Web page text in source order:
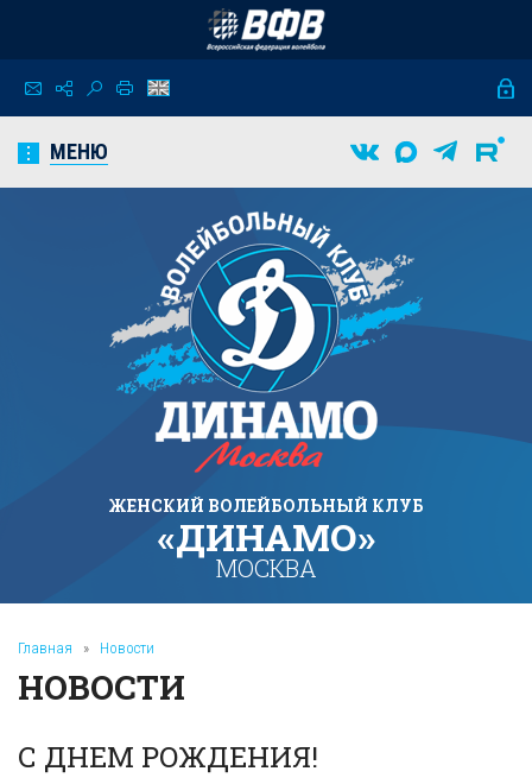
МЕНЮ
ЖЕНСКИЙ ВОЛЕЙБОЛЬНЫЙ КЛУБ
«ДИНАМО»
МОСКВА
Главная » Новости
НОВОСТИ
С ДНЕМ РОЖДЕНИЯ!